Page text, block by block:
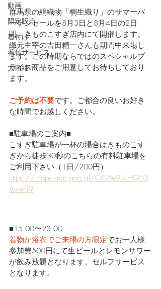
動画
限定販売
着付け
着付サービス
大島紬
群馬県の絹織物「桐生織り」のサマーバ
ーゲンセールを8月3日と8月4日の2日
間、きものこすぎ店内にて開催します。
織元主宰の吉田精一さんも期間中来場し
ます。この時期ならではのスペシャルプ
ライス商品をご用意してお待ちしており
ます。
ご予約は不要です。ご都合の良いお好き
な時間でお越しください。
■駐車場のご案内■
こすぎ駐車場が一杯の場合はきものこす
ぎから徒歩30秒のこちらの有料駐車場を
ご利用下さい（1日/200円）
https://maps.app.goo.gl/QC6e9L4HQ63
AwuFj9
■15:00〜23:00
着物か浴衣でご来場の方限定でお一人様
参加費500円にて生ビールとレモンサワー
が飲み放題となります。セルフサービス
となります。